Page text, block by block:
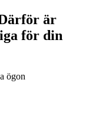
är
för din
ögon